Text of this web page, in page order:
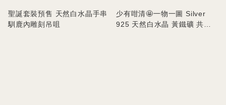
聖誕套裝預售 天然白水晶手串
馴鹿內雕刻吊咀
少有咁清🤩一物一圖 Silver
925 天然白水晶 黃鐵礦 共生